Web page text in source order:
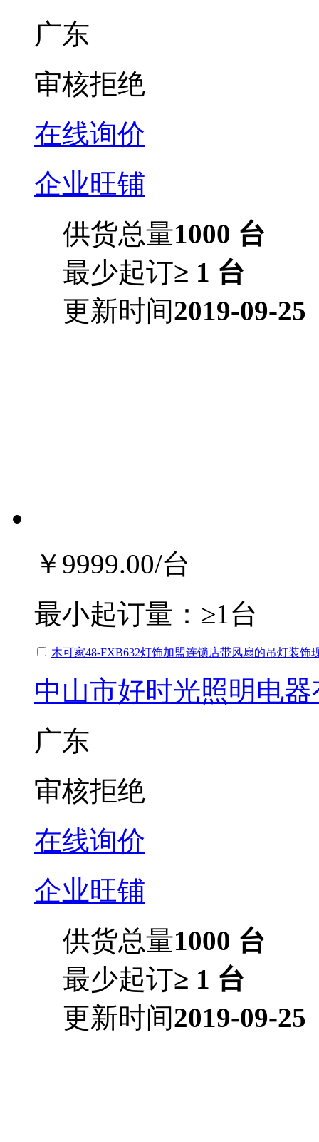
广东
审核拒绝
在线询价
企业旺铺
供货总量1000 台
最少起订≥ 1 台
更新时间2019-09-25
￥9999.00/台
最小起订量： ≥1台
木可家48-FXB632灯饰加盟连锁店带风扇的吊灯装饰
中山市好时光照明电
广东
审核拒绝
在线询价
企业旺铺
供货总量1000 台
最少起订≥ 1 台
更新时间2019-09-25